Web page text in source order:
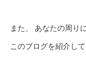
また、 あなたの周り
このブログを紹介し